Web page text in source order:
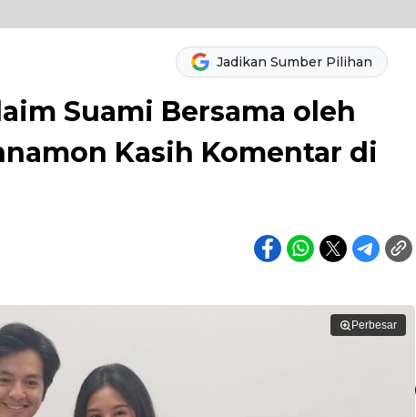
Jadikan Sumber Pilihan
Suami Bersama oleh
Kasih Komentar di
Perbesar